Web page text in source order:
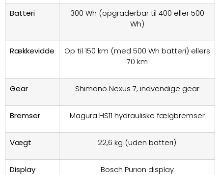
Batteri
300 Wh (opgraderbar til 400 eller 500
Wh)
Rækkevidde
Op til 150 km (med 500 Wh batteri) ellers
70 km
Gear Shimano Nexus 7, indvendige gear
Bremser Magura HS11 hydrauliske fælgbremser
Vægt 22,6 kg (uden batteri)
Display Bosch Purion display